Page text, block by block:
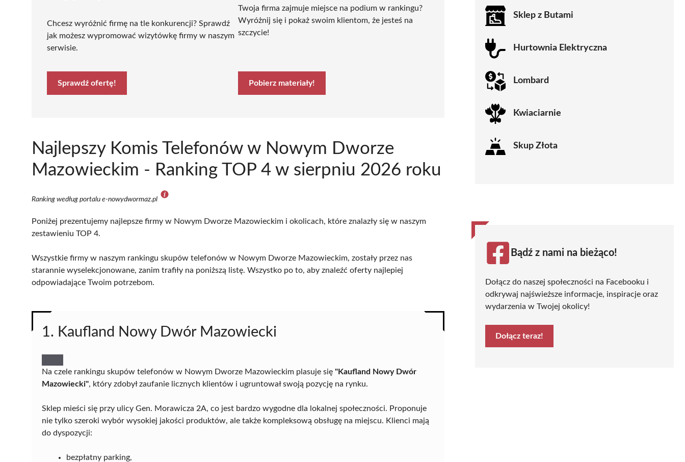
Chcesz wyróżnić firmę na tle konkurencji? Sprawdź
jak możesz wypromować wizytówkę firmy w naszym
serwisie.
Sprawdź ofertę!
Twoja firma zajmuje miejsce na podium w rankingu?
Wyróżnij się i pokaż swoim klientom, że jesteś na
szczycie!
Pobierz materiały!
Najlepszy Komis Telefonów w Nowym Dworze
Mazowieckim - Ranking TOP 4 w sierpniu 2026 roku
Ranking według portalu e-nowydwormaz.pl
Poniżej prezentujemy najlepsze firmy w Nowym Dworze Mazowieckim i okolicach, które znalazły się w naszym
zestawieniu TOP 4.
Wszystkie firmy w naszym rankingu skupów telefonów w Nowym Dworze Mazowieckim, zostały przez nas
starannie wyselekcjonowane, zanim trafiły na poniższą listę. Wszystko po to, aby znaleźć oferty najlepiej
odpowiadające Twoim potrzebom.
1. Kaufland Nowy Dwór Mazowiecki
Na czele rankingu skupów telefonów w Nowym Dworze Mazowieckim plasuje się "Kaufland Nowy Dwór
Mazowiecki", który zdobył zaufanie licznych klientów i ugruntował swoją pozycję na rynku.
Sklep mieści się przy ulicy Gen. Morawicza 2A, co jest bardzo wygodne dla lokalnej społeczności. Proponuje
nie tylko szeroki wybór wysokiej jakości produktów, ale także kompleksową obsługę na miejscu. Klienci mają
do dyspozycji:
bezpłatny parking,
Sklep z Butami
Hurtownia Elektryczna
Lombard
Kwiaciarnie
Skup Złota
Bądź z nami na bieżąco!
Dołącz do naszej społeczności na Facebooku i
odkrywaj najświeższe informacje, inspiracje oraz
wydarzenia w Twojej okolicy!
Dołącz teraz!